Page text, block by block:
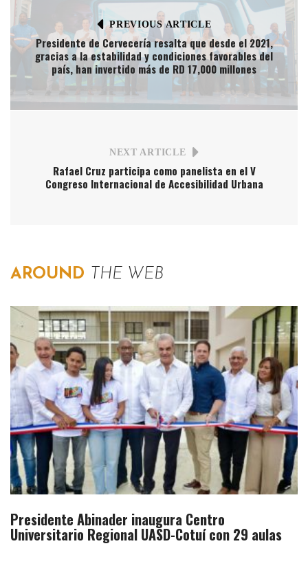
PREVIOUS ARTICLE
Presidente de Cervecería resalta que desde el 2021,
gracias a la estabilidad y condiciones favorables del
país, han invertido más de RD 17,000 millones
NEXT ARTICLE
Rafael Cruz participa como panelista en el V
Congreso Internacional de Accesibilidad Urbana
AROUND THE WEB
Presidente Abinader inaugura Centro
Universitario Regional UASD-Cotuí con 29 aulas